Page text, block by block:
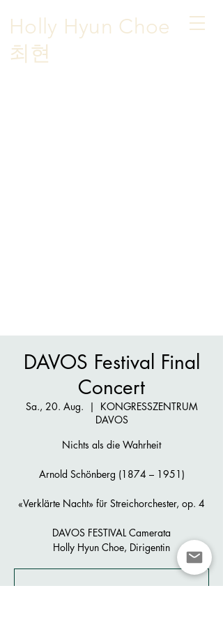
Holly Hyun Choe
​최현
DAVOS Festival Final
Concert
Sa., 20. Aug.
  |
KONGRESSZENTRUM
DAVOS
Nichts als die Wahrheit
Arnold Schönberg (1874 – 1951)
«Verklärte Nacht» für Streichorchester, op. 4
DAVOS FESTIVAL Camerata
Holly Hyun Choe, Dirigentin